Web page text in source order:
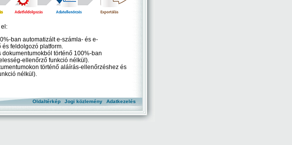
el:
ban automatizált e-számla- és e-
feldolgozó platform.
dokumentumokból történő 100%-ban
ellenőrző funkció nélkül).
történő aláírás-ellenőrzéshez és
nélkül).
Adatkezelés
Jogi közlemény
Oldaltérkép